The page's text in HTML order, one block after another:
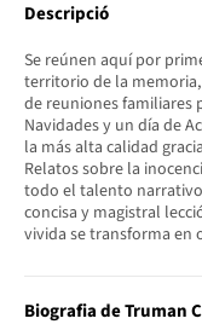
Descripció
Se reúnen aquí por
territorio de la
de reuniones familiares
Navidades y un día de
la más alta calidad
Relatos sobre la
todo el talento
concisa y magistral
vivida se transforma en
Biografia de Truman